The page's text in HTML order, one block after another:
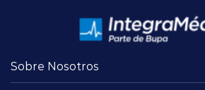
Mi Portal Bupa
Sobre Nosotros